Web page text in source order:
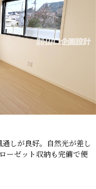
しが良好。自然光が差し
ーゼット収納も完備で便